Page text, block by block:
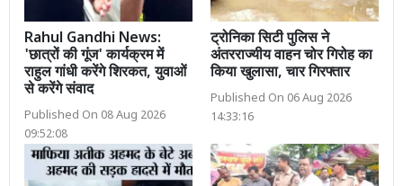
Rahul Gandhi News:
'छात्रों की गूंज' कार्यक्रम में
राहुल गांधी करेंगे शिरकत, युवाओं
से करेंगे संवाद
Published On 08 Aug 2026
09:52:08
ट्रोनिका सिटी पुलिस ने
अंतरराज्यीय वाहन चोर गिरोह का
किया खुलासा, चार गिरफ्तार
Published On 06 Aug 2026
14:33:16